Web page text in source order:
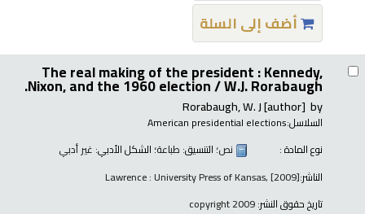
أضف إلى السلة
The real making of the president : Kennedy,
Nixon, and the 1960 election /W.J. Rorabaugh.
by
Rorabaugh, W. J[author]
السلاسل:American presidential elections
نوع المادة :
نص؛ التنسيق: طباعة؛ الشكل الأدبي: غير أدبي
الناشر:Lawrence : University Press of Kansas, [2009]
تاريخ حقوق النشر: